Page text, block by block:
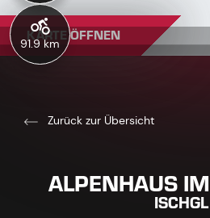
91.9 km
KARTE ÖFFNEN
Zurück zur Übersicht
ALPENHAUSISCHGL